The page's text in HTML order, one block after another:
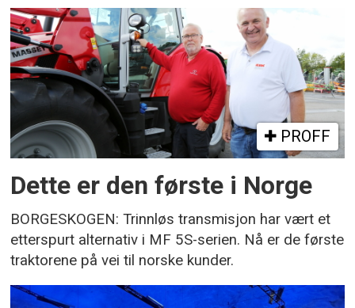
PROFF
Dette er den første i Norge
BORGESKOGEN: Trinnløs transmisjon har vært et
etterspurt alternativ i MF 5S-serien. Nå er de første
traktorene på vei til norske kunder.